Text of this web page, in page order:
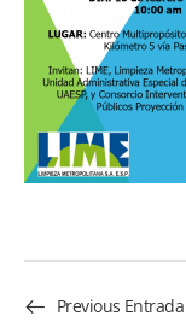
Previous Entrada